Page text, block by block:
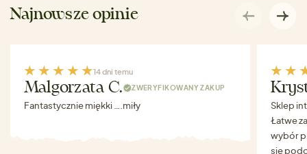
Najnowsze opinie
14 dni temu
Malgorzata C. ZWERYFIKOWANY ZAKUP
Fantastycznie miękki ….miły
Sklep
Łatwe
wybór
się